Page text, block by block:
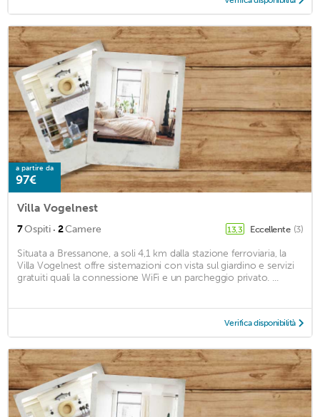
a partire da
97€
Villa Vogelnest
7Ospiti · 2Camere 13,3 Eccellente (3)
Situata a Bressanone, a soli 4,1 km dalla stazione ferroviaria, la
Villa Vogelnest offre sistemazioni con vista sul giardino e servizi
gratuiti quali la connessione WiFi e un parcheggio privato. ...
Verifica disponibilità